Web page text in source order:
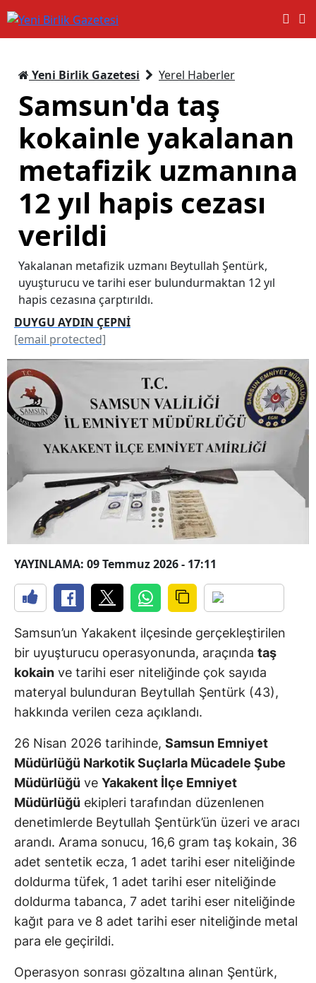
Yeni Birlik Gazetesi Yerel Haberler
Samsun'da taş
kokainle yakalanan
metafizik uzmanına
12 yıl hapis cezası
verildi
Yakalanan metafizik uzmanı Beytullah Şentürk,
uyuşturucu ve tarihi eser bulundurmaktan 12 yıl
hapis cezasına çarptırıldı.
DUYGU AYDIN ÇEPNİ
[email protected]
YAYINLAMA: 09 Temmuz 2026 - 17:11
Samsun’un Yakakent ilçesinde gerçekleştirilen
bir uyuşturucu operasyonunda, araçında taş
kokain ve tarihi eser niteliğinde çok sayıda
materyal bulunduran Beytullah Şentürk (43),
hakkında verilen ceza açıklandı.
26 Nisan 2026 tarihinde, Samsun Emniyet
Müdürlüğü Narkotik Suçlarla Mücadele Şube
Müdürlüğü ve Yakakent İlçe Emniyet
Müdürlüğü ekipleri tarafından düzenlenen
denetimlerde Beytullah Şentürk’ün üzeri ve aracı
arandı. Arama sonucu, 16,6 gram taş kokain, 36
adet sentetik ecza, 1 adet tarihi eser niteliğinde
doldurma tüfek, 1 adet tarihi eser niteliğinde
doldurma tabanca, 7 adet tarihi eser niteliğinde
kağıt para ve 8 adet tarihi eser niteliğinde metal
para ele geçirildi.
Operasyon sonrası gözaltına alınan Şentürk,